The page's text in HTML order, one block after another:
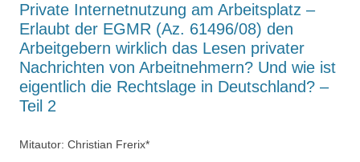
Private Internetnutzung am Arbeitsplatz –
Erlaubt der EGMR (Az. 61496/08) den
Arbeitgebern wirklich das Lesen privater
Nachrichten von Arbeitnehmern? Und wie ist
eigentlich die Rechtslage in Deutschland? –
Teil 2
Mitautor: Christian Frerix*